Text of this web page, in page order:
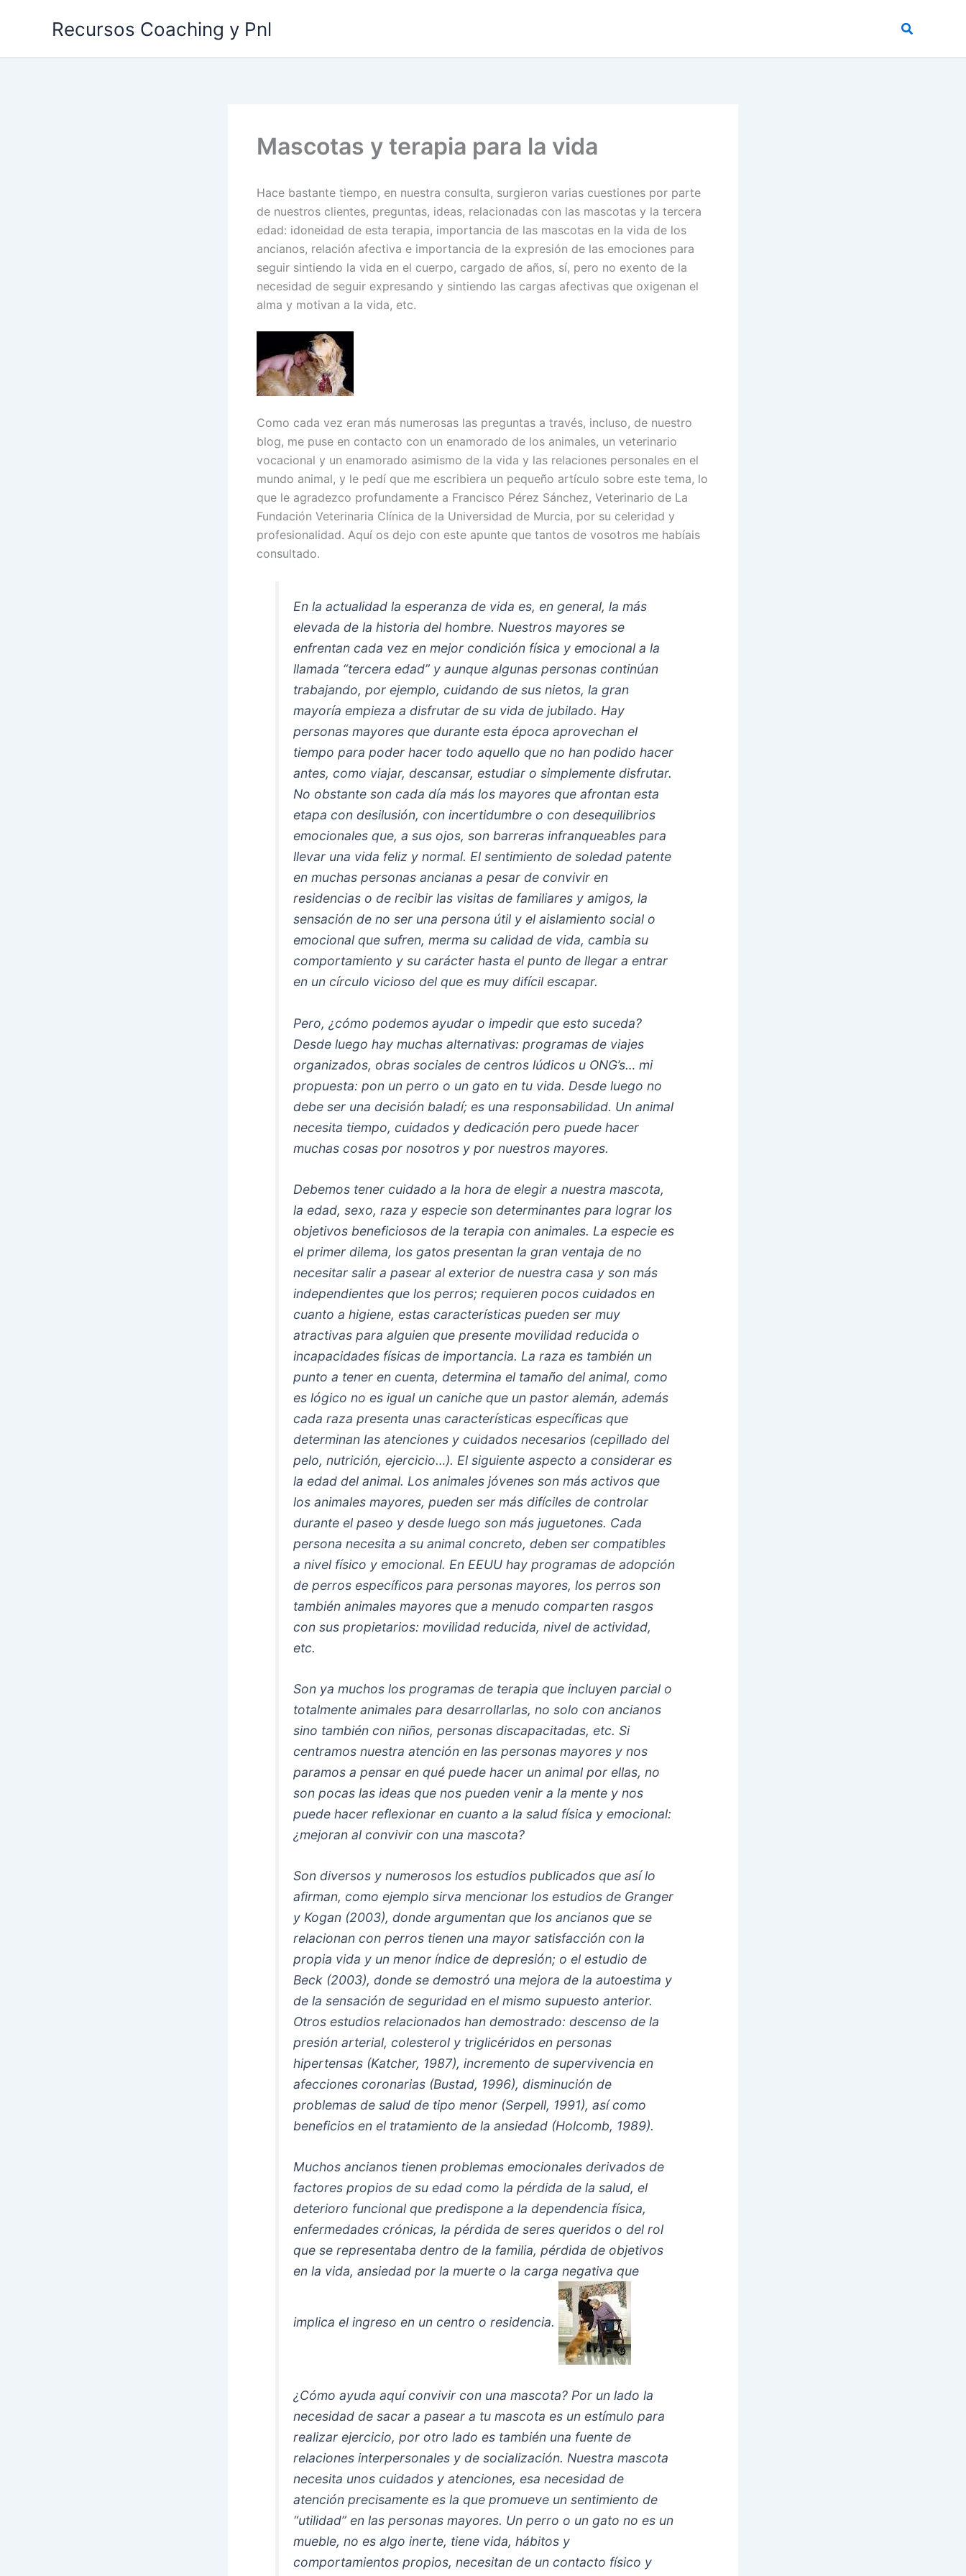
Recursos Coaching y Pnl Buscar
Mascotas y terapia para la vida
Hace bastante tiempo, en nuestra consulta, surgieron varias cuestiones por parte
de nuestros clientes, preguntas, ideas, relacionadas con las mascotas y la tercera
edad: idoneidad de esta terapia, importancia de las mascotas en la vida de los
ancianos, relación afectiva e importancia de la expresión de las emociones para
seguir sintiendo la vida en el cuerpo, cargado de años, sí, pero no exento de la
necesidad de seguir expresando y sintiendo las cargas afectivas que oxigenan el
alma y motivan a la vida, etc.
Como cada vez eran más numerosas las preguntas a través, incluso, de nuestro
blog, me puse en contacto con un enamorado de los animales, un veterinario
vocacional y un enamorado asimismo de la vida y las relaciones personales en el
mundo animal, y le pedí que me escribiera un pequeño artículo sobre este tema, lo
que le agradezco profundamente a Francisco Pérez Sánchez, Veterinario de La
Fundación Veterinaria Clínica de la Universidad de Murcia, por su celeridad y
profesionalidad. Aquí os dejo con este apunte que tantos de vosotros me habíais
consultado.
En la actualidad la esperanza de vida es, en general, la más
elevada de la historia del hombre. Nuestros mayores se
enfrentan cada vez en mejor condición física y emocional a la
llamada “tercera edad” y aunque algunas personas continúan
trabajando, por ejemplo, cuidando de sus nietos, la gran
mayoría empieza a disfrutar de su vida de jubilado. Hay
personas mayores que durante esta época aprovechan el
tiempo para poder hacer todo aquello que no han podido hacer
antes, como viajar, descansar, estudiar o simplemente disfrutar.
No obstante son cada día más los mayores que afrontan esta
etapa con desilusión, con incertidumbre o con desequilibrios
emocionales que, a sus ojos, son barreras infranqueables para
llevar una vida feliz y normal. El sentimiento de soledad patente
en muchas personas ancianas a pesar de convivir en
residencias o de recibir las visitas de familiares y amigos, la
sensación de no ser una persona útil y el aislamiento social o
emocional que sufren, merma su calidad de vida, cambia su
comportamiento y su carácter hasta el punto de llegar a entrar
en un círculo vicioso del que es muy difícil escapar.
Pero, ¿cómo podemos ayudar o impedir que esto suceda?
Desde luego hay muchas alternativas: programas de viajes
organizados, obras sociales de centros lúdicos u ONG’s… mi
propuesta: pon un perro o un gato en tu vida. Desde luego no
debe ser una decisión baladí; es una responsabilidad. Un animal
necesita tiempo, cuidados y dedicación pero puede hacer
muchas cosas por nosotros y por nuestros mayores.
Debemos tener cuidado a la hora de elegir a nuestra mascota,
la edad, sexo, raza y especie son determinantes para lograr los
objetivos beneficiosos de la terapia con animales. La especie es
el primer dilema, los gatos presentan la gran ventaja de no
necesitar salir a pasear al exterior de nuestra casa y son más
independientes que los perros; requieren pocos cuidados en
cuanto a higiene, estas características pueden ser muy
atractivas para alguien que presente movilidad reducida o
incapacidades físicas de importancia. La raza es también un
punto a tener en cuenta, determina el tamaño del animal, como
es lógico no es igual un caniche que un pastor alemán, además
cada raza presenta unas características específicas que
determinan las atenciones y cuidados necesarios (cepillado del
pelo, nutrición, ejercicio…). El siguiente aspecto a considerar es
la edad del animal. Los animales jóvenes son más activos que
los animales mayores, pueden ser más difíciles de controlar
durante el paseo y desde luego son más juguetones. Cada
persona necesita a su animal concreto, deben ser compatibles
a nivel físico y emocional. En EEUU hay programas de adopción
de perros específicos para personas mayores, los perros son
también animales mayores que a menudo comparten rasgos
con sus propietarios: movilidad reducida, nivel de actividad,
etc.
Son ya muchos los programas de terapia que incluyen parcial o
totalmente animales para desarrollarlas, no solo con ancianos
sino también con niños, personas discapacitadas, etc. Si
centramos nuestra atención en las personas mayores y nos
paramos a pensar en qué puede hacer un animal por ellas, no
son pocas las ideas que nos pueden venir a la mente y nos
puede hacer reflexionar en cuanto a la salud física y emocional:
¿mejoran al convivir con una mascota?
Son diversos y numerosos los estudios publicados que así lo
afirman, como ejemplo sirva mencionar los estudios de Granger
y Kogan (2003), donde argumentan que los ancianos que se
relacionan con perros tienen una mayor satisfacción con la
propia vida y un menor índice de depresión; o el estudio de
Beck (2003), donde se demostró una mejora de la autoestima y
de la sensación de seguridad en el mismo supuesto anterior.
Otros estudios relacionados han demostrado: descenso de la
presión arterial, colesterol y triglicéridos en personas
hipertensas (Katcher, 1987), incremento de supervivencia en
afecciones coronarias (Bustad, 1996), disminución de
problemas de salud de tipo menor (Serpell, 1991), así como
beneficios en el tratamiento de la ansiedad (Holcomb, 1989).
Muchos ancianos tienen problemas emocionales derivados de
factores propios de su edad como la pérdida de la salud, el
deterioro funcional que predispone a la dependencia física,
enfermedades crónicas, la pérdida de seres queridos o del rol
que se representaba dentro de la familia, pérdida de objetivos
en la vida, ansiedad por la muerte o la carga negativa que
implica el ingreso en un centro o residencia.
¿Cómo ayuda aquí convivir con una mascota? Por un lado la
necesidad de sacar a pasear a tu mascota es un estímulo para
realizar ejercicio, por otro lado es también una fuente de
relaciones interpersonales y de socialización. Nuestra mascota
necesita unos cuidados y atenciones, esa necesidad de
atención precisamente es la que promueve un sentimiento de
“utilidad” en las personas mayores. Un perro o un gato no es un
mueble, no es algo inerte, tiene vida, hábitos y
comportamientos propios, necesitan de un contacto físico y